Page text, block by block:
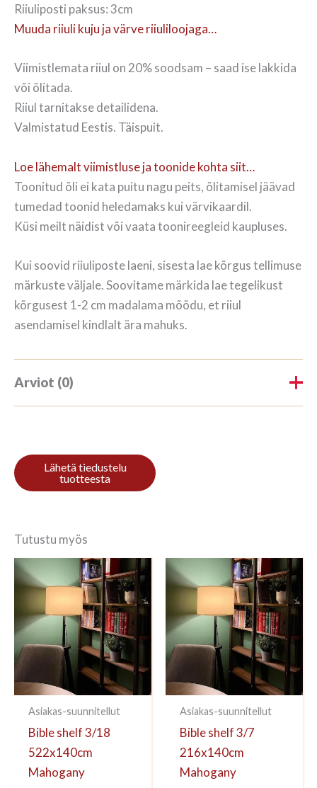
Riiuliposti paksus: 3cm
Muuda riiuli kuju ja värve riiuliloojaga…
Viimistlemata riiul on 20% soodsam – saad ise lakkida
või õlitada.
Riiul tarnitakse detailidena.
Valmistatud Eestis. Täispuit.
Loe lähemalt viimistluse ja toonide kohta siit…
Toonitud õli ei kata puitu nagu peits, õlitamisel jäävad
tumedad toonid heledamaks kui värvikaardil.
Küsi meilt näidist või vaata toonireegleid kaupluses.
Kui soovid riiuliposte laeni, sisesta lae kõrgus tellimuse
märkuste väljale. Soovitame märkida lae tegelikust
kõrgusest 1-2 cm madalama mõõdu, et riiul
asendamisel kindlalt ära mahuks.
Arviot (0)
Kirjoita ensimmäinen arvio
Sinun on
kirjoittaa arvioinnin.
Tutustu myös
Asiakas-suunnitellut
Bible shelf 3/18
522x140cm
Mahogany
Asiakas-suunnitellut
Bible shelf 3/7
216x140cm
Mahogany